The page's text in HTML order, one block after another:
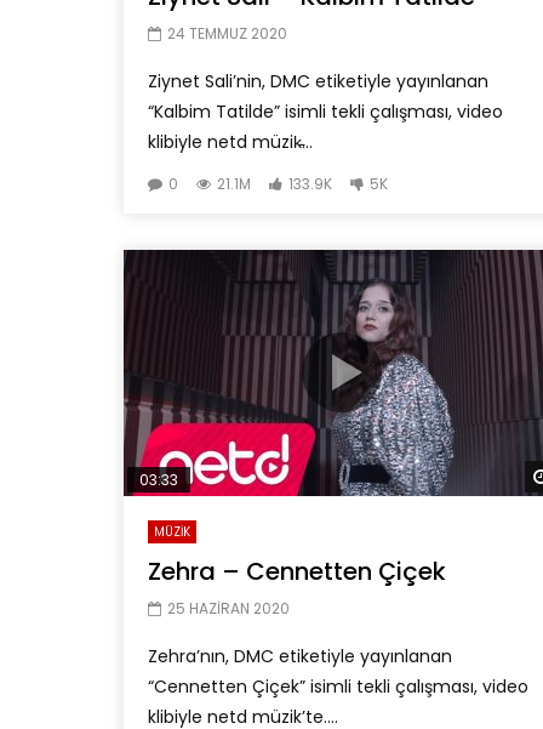
24 TEMMUZ 2020
Ziynet Sali’nin, DMC etiketiyle yayınlanan
“Kalbim Tatilde” isimli tekli çalışması, video
klibiyle netd müzik̵...
0 21.1M 133.9K 5K
03:33
MÜZİK
Zehra – Cennetten Çiçek
25 HAZIRAN 2020
Zehra’nın, DMC etiketiyle yayınlanan
“Cennetten Çiçek” isimli tekli çalışması, video
klibiyle netd müzik’te....